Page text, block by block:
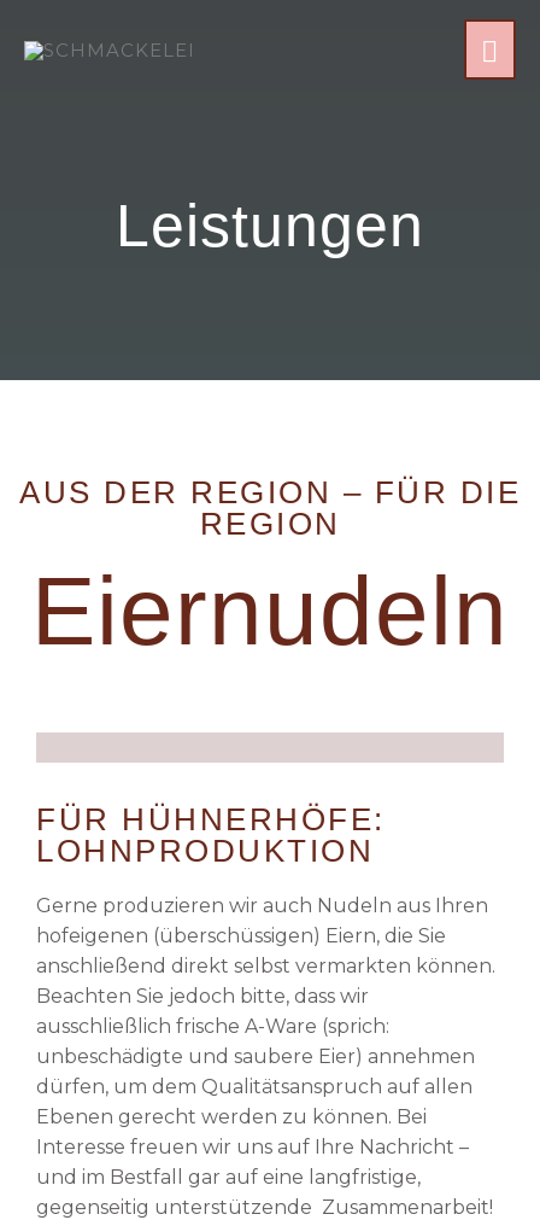
Leistungen
AUS DER REGION – FÜR DIE
REGION
Eiernudeln
FÜR HÜHNERHÖFE:
LOHNPRODUKTION
Gerne produzieren wir auch Nudeln aus Ihren
hofeigenen (überschüssigen) Eiern, die Sie
anschließend direkt selbst vermarkten können.
Beachten Sie jedoch bitte, dass wir
ausschließlich frische A-Ware (sprich:
unbeschädigte und saubere Eier) annehmen
dürfen, um dem Qualitätsanspruch auf allen
Ebenen gerecht werden zu können. Bei
Interesse freuen wir uns auf Ihre Nachricht –
und im Bestfall gar auf eine langfristige,
gegenseitig unterstützende Zusammenarbeit!